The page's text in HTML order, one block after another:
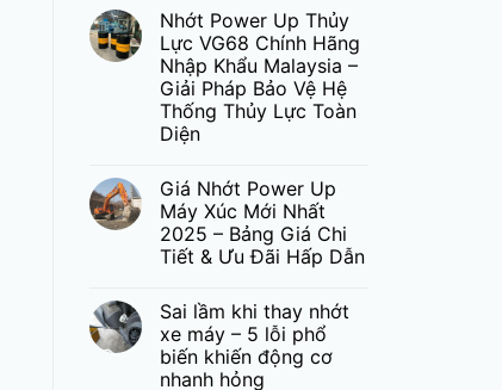
Nhớt Power Up Thủy
Lực VG68 Chính Hãng
Nhập Khẩu Malaysia –
Giải Pháp Bảo Vệ Hệ
Thống Thủy Lực Toàn
Diện
Giá Nhớt Power Up
Máy Xúc Mới Nhất
2025 – Bảng Giá Chi
Tiết & Ưu Đãi Hấp Dẫn
Sai lầm khi thay nhớt
xe máy – 5 lỗi phổ
biến khiến động cơ
nhanh hỏng